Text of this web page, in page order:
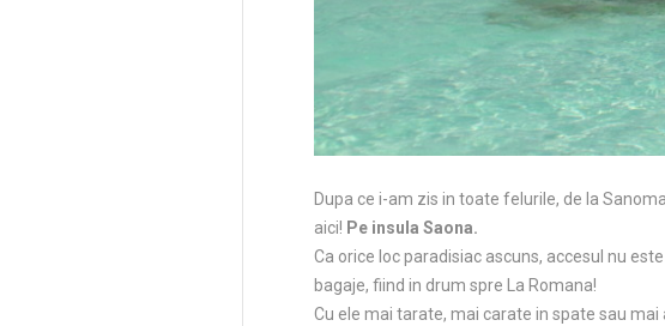
Dupa ce i-am zis in toate felurile, de la
aici! Pe insula Saona.
Ca orice loc paradisiac ascuns, accesul nu
bagaje, fiind in drum spre La Romana!
Cu ele mai tarate, mai carate in spate sau